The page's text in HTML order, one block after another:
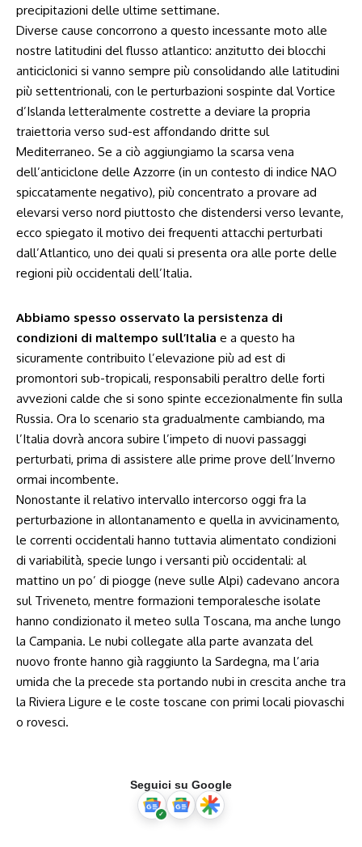
precipitazioni delle ultime settimane.
Diverse cause concorrono a questo incessante moto alle
nostre latitudini del flusso atlantico: anzitutto dei blocchi
anticiclonici si vanno sempre più consolidando alle latitudini
più settentrionali, con le perturbazioni sospinte dal Vortice
d’Islanda letteralmente costrette a deviare la propria
traiettoria verso sud-est affondando dritte sul
Mediterraneo. Se a ciò aggiungiamo la scarsa vena
dell’anticiclone delle Azzorre (in un contesto di indice NAO
spiccatamente negativo), più concentrato a provare ad
elevarsi verso nord piuttosto che distendersi verso levante,
ecco spiegato il motivo dei frequenti attacchi perturbati
dall’Atlantico, uno dei quali si presenta ora alle porte delle
regioni più occidentali dell’Italia.
Abbiamo spesso osservato la persistenza di
condizioni di maltempo sull’Italia e a questo ha
sicuramente contribuito l’elevazione più ad est di
promontori sub-tropicali, responsabili peraltro delle forti
avvezioni calde che si sono spinte eccezionalmente fin sulla
Russia. Ora lo scenario sta gradualmente cambiando, ma
l’Italia dovrà ancora subire l’impeto di nuovi passaggi
perturbati, prima di assistere alle prime prove dell’Inverno
ormai incombente.
Nonostante il relativo intervallo intercorso oggi fra la
perturbazione in allontanamento e quella in avvicinamento,
le correnti occidentali hanno tuttavia alimentato condizioni
di variabilità, specie lungo i versanti più occidentali: al
mattino un po’ di piogge (neve sulle Alpi) cadevano ancora
sul Triveneto, mentre formazioni temporalesche isolate
hanno condizionato il meteo sulla Toscana, ma anche lungo
la Campania. Le nubi collegate alla parte avanzata del
nuovo fronte hanno già raggiunto la Sardegna, ma l’aria
umida che la precede sta portando nubi in crescita anche tra
la Riviera Ligure e le coste toscane con primi locali piovaschi
o rovesci.
Seguici su Google